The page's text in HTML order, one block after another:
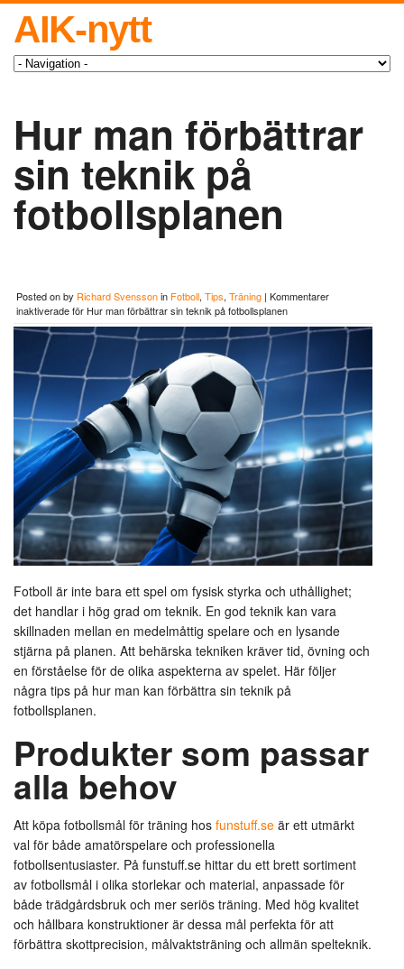
AIK-nytt
Hur man förbättrar
sin teknik på
fotbollsplanen
Posted onby Richard Svenssonin Fotboll, Tips, Träning | Kommentarer
inaktiveradeför Hur man förbättrar sin teknik på fotbollsplanen
Fotboll är inte bara ett spel om fysisk styrka och uthållighet;
det handlar i hög grad om teknik. En god teknik kan vara
skillnaden mellan en medelmåttig spelare och en lysande
stjärna på planen. Att behärska tekniken kräver tid, övning och
en förståelse för de olika aspekterna av spelet. Här följer
några tips på hur man kan förbättra sin teknik på
fotbollsplanen.
Produkter som passar
alla behov
Att köpa fotbollsmål för träning hos funstuff.se är ett utmärkt
val för både amatörspelare och professionella
fotbollsentusiaster. På funstuff.se hittar du ett brett sortiment
av fotbollsmål i olika storlekar och material, anpassade för
både trädgårdsbruk och mer seriös träning. Med hög kvalitet
och hållbara konstruktioner är dessa mål perfekta för att
förbättra skottprecision, målvaktsträning och allmän spelteknik.